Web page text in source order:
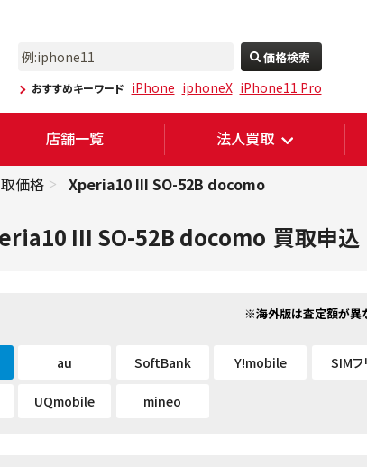
価格検索
おすすめキーワード iPhone iphoneX iPhone11 Pro
店舗一覧 法人買取
価格 Xperia10 III SO-52B docomo
III SO-52B docomo 買取申込
※海外版は査定額が異
au SoftBank Y!mobile SIMフ
UQmobile mineo